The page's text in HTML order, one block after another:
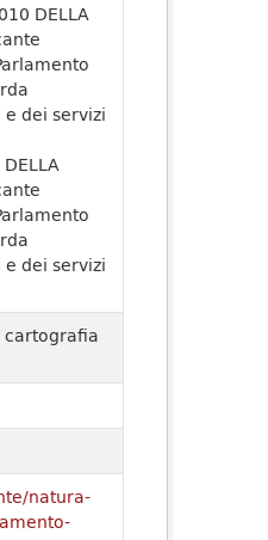
DELLA
dei servizi
dei servizi
cartografia
natura-